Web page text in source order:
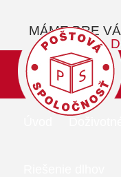
MÁME PRE